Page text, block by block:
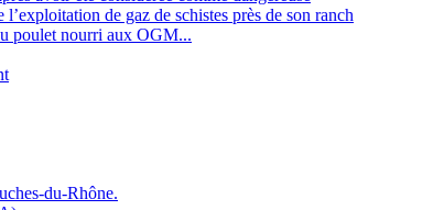
de gaz de schistes près de son ranch
poulet nourri aux OGM...
du-Rhône.